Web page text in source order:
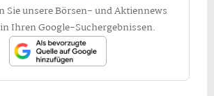
Sie unsere Börsen- und Aktiennews
Ihren Google-Suchergebnissen.